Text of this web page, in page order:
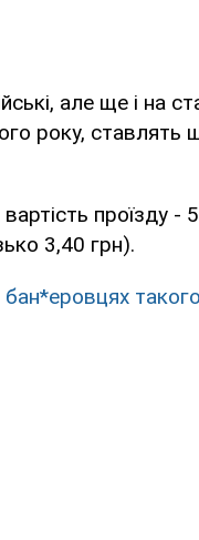
але ще і на
року, ставлять
проїзду -
3,40 грн).